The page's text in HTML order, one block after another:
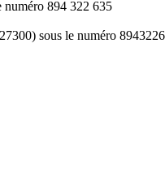
894 322 635
sous le numéro